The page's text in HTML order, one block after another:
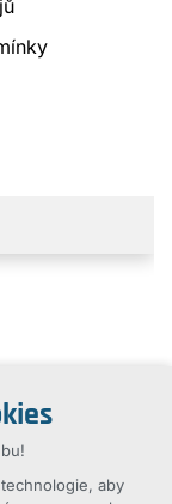
aby